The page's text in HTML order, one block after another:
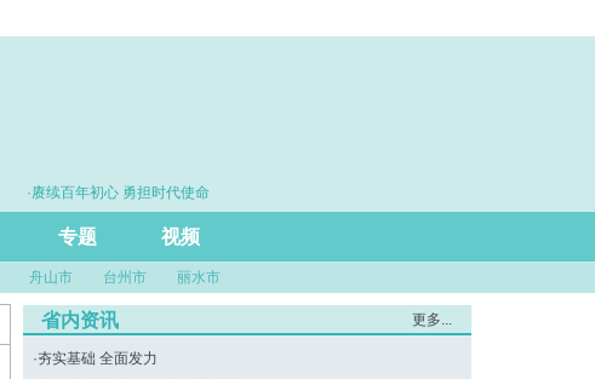
·赓续百年初心 勇担时代使命
专题 视频
舟山市 台州市 丽水市
省内资讯 更多...
·夯实基础 全面发力